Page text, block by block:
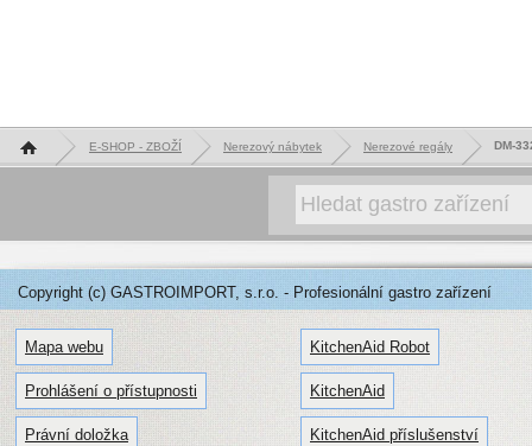
Hlavní stránka E-SHOP - ZBOŽÍ Nerezový nábytek Nerezové regály DM-
Copyright (c) GASTROIMPORT, s.r.o. - Profesionální gastro zařízení
Mapa webu
Prohlášení o přístupnosti
Právní doložka
KitchenAid Robot
KitchenAid
KitchenAid příslušenství